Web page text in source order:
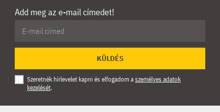
Add meg az e-mail címedet!
KÜLDÉS
Szeretnék hírlevelet kapni és elfogadom aszemélyes adatok
kezelését.